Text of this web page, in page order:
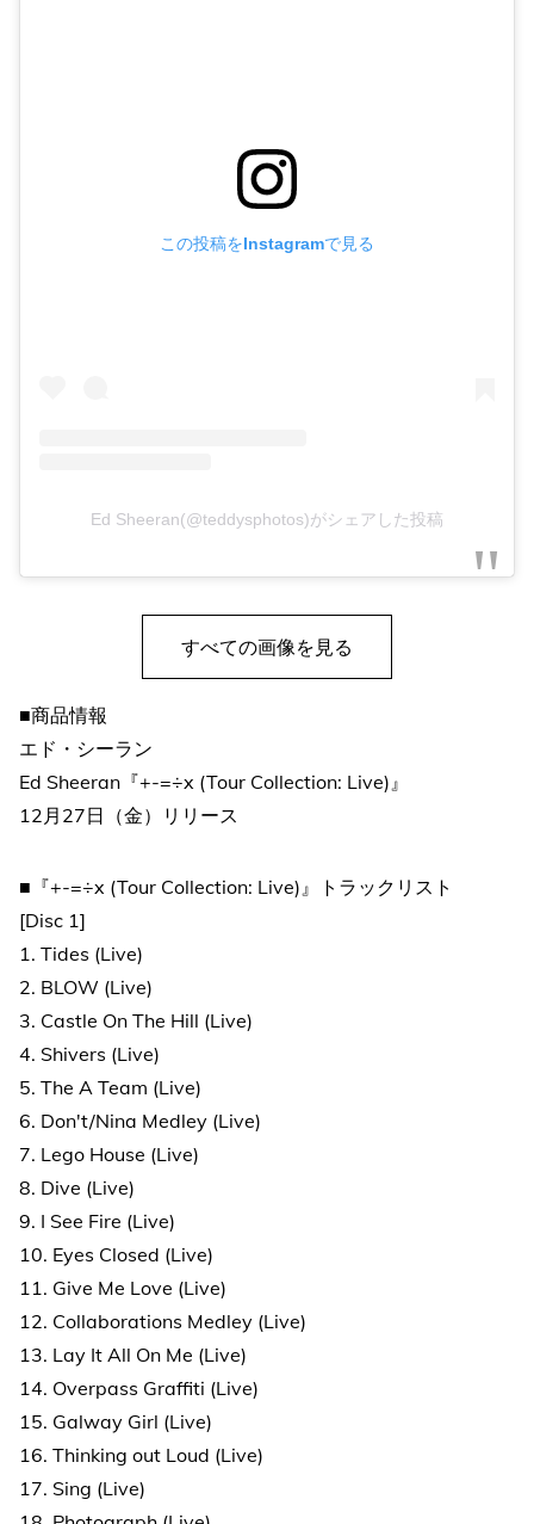
この投稿をInstagramで見る
Ed Sheeran(@teddysphotos)がシェアした投稿
すべての画像を見る
■商品情報
エド・シーラン
Ed Sheeran『+-=÷x (Tour Collection: Live)』
12月27日（金）リリース
■『+-=÷x (Tour Collection: Live)』トラックリスト
[Disc 1]
1. Tides (Live)
2. BLOW (Live)
3. Castle On The Hill (Live)
4. Shivers (Live)
5. The A Team (Live)
6. Don't/Nina Medley (Live)
7. Lego House (Live)
8. Dive (Live)
9. I See Fire (Live)
10. Eyes Closed (Live)
11. Give Me Love (Live)
12. Collaborations Medley (Live)
13. Lay It All On Me (Live)
14. Overpass Graffiti (Live)
15. Galway Girl (Live)
16. Thinking out Loud (Live)
17. Sing (Live)